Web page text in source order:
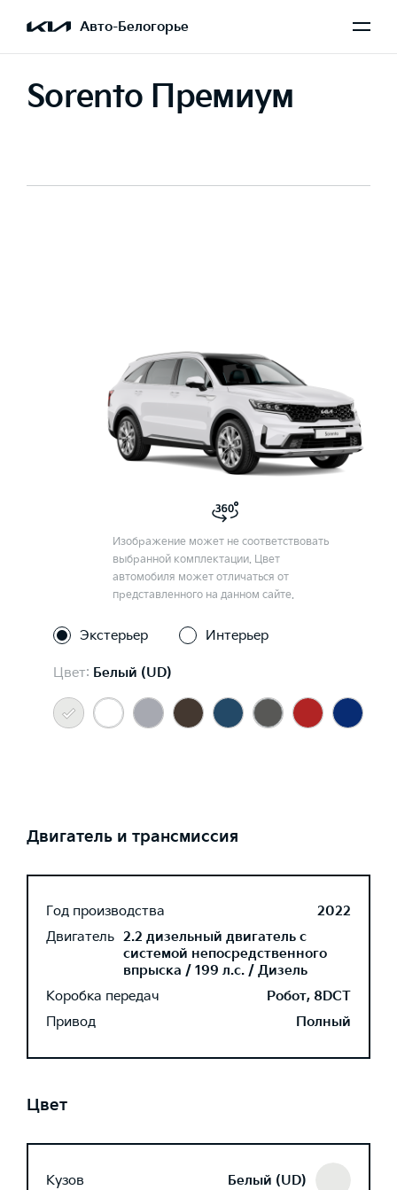
Авто-Белогорье
Sorento Премиум
Изображение может не соответствовать
выбранной комплектации. Цвет
автомобиля может отличаться от
представленного на данном сайте.
Экстерьер Интерьер
Цвет: Белый (UD)
Двигатель и трансмиссия
Год производства
2022
Двигатель 2.2 дизельный двигатель с
системой непосредственного
впрыска / 199 л.с. / Дизель
Коробка передач
Робот, 8DCT
Привод
Полный
Цвет
Кузов Белый (UD)